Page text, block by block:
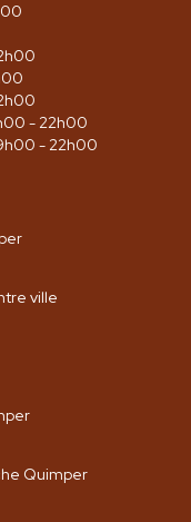
- 22h00
- 22h00
ville
Quimper